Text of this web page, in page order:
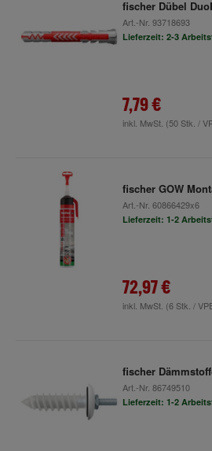
fischer Dübel
Art.-Nr. 93718693
Lieferzeit: 2-3
7,79 €
inkl. MwSt. (50 Stk. /
fischer GOW
Art.-Nr. 60866429x6
Lieferzeit: 1-2
72,97 €
inkl. MwSt. (6 Stk. /
fischer
Art.-Nr. 86749510
Lieferzeit: 1-2